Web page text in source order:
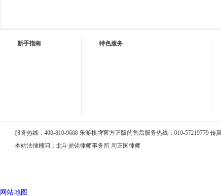
新手指南 特色服务
服务热线：400-810-9688 乐游棋牌官方正版的售后服务热线：010-57219779 传
本站法律顾问：北斗鼎铭律师事务所 周正国律师
网站地图